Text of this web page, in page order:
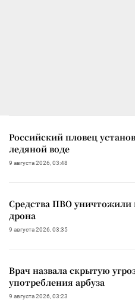
Российский пловец
ледяной воде
9 августа 2026, 03:48
Средства ПВО уничтожили
дрона
9 августа 2026, 03:35
Врач назвала скрытую
употребления арбуза
9 августа 2026, 03:23